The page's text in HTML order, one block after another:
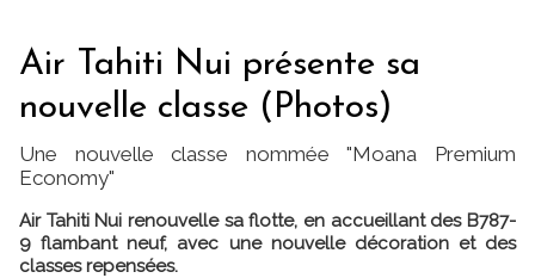
Air Tahiti Nui présente sa
nouvelle classe (Photos)
Une nouvelle classe nommée "Moana Premium
Economy"
Air Tahiti Nui renouvelle sa flotte, en accueillant des B787-
9 flambant neuf, avec une nouvelle décoration et des
classes repensées.